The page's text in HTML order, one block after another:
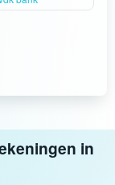
in